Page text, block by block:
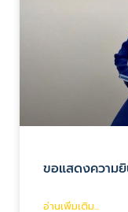
ขอแสดงควา
อ่านเพิ่มเติม...